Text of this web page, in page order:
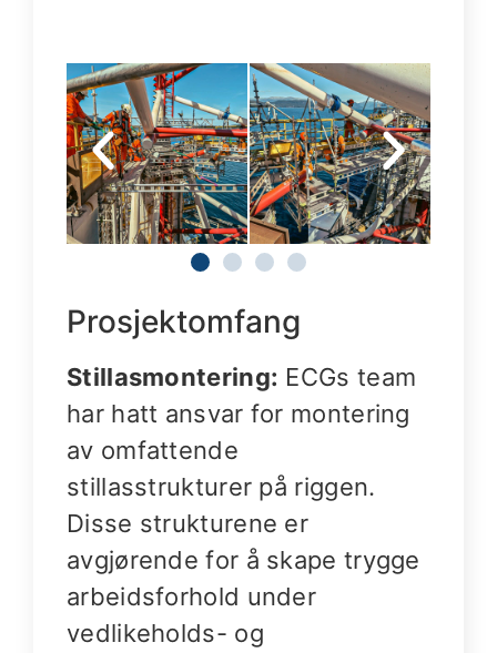
Prosjektomfang
Stillasmontering: ECGs team
har hatt ansvar for montering
av omfattende
stillasstrukturer på riggen.
Disse strukturene er
avgjørende for å skape trygge
arbeidsforhold under
vedlikeholds- og